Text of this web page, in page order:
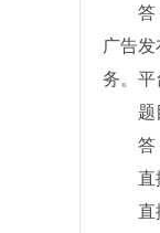
答：
广告
务。平
题目
答：
直播
直播